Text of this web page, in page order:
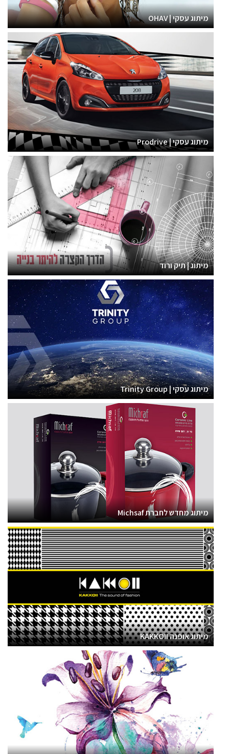
מיתוג עסקי | OHAV
מיתוג עסקי | Prodrive
מיתוג | תיק ורוד
מיתוג עסקי | Trinity Group
מיתוג מחדש לחברת Michsaf
מיתוג אופנה KAKKOII